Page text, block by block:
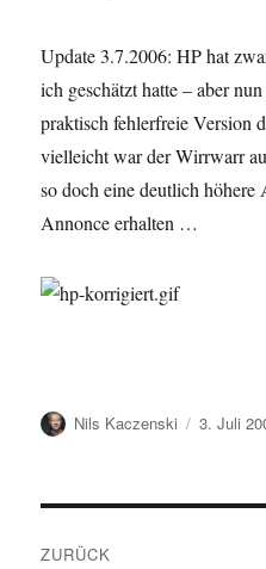
Update 3.7.2006: HP hat
ich geschätzt hatte – aber
praktisch fehlerfreie Version
vielleicht war der Wirrwarr
so doch eine deutlich
Annonce erhalten …
Autor
Nils Kaczenski 3. Juli
ZURÜCK